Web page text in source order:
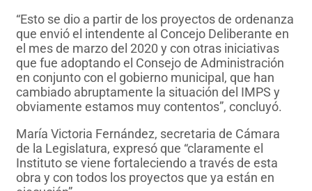
“Esto se dio a partir de los proyectos de ordenanza
que envió el intendente al Concejo Deliberante en
el mes de marzo del 2020 y con otras iniciativas
que fue adoptando el Consejo de Administración
en conjunto con el gobierno municipal, que han
cambiado abruptamente la situación del IMPS y
obviamente estamos muy contentos”, concluyó.
María Victoria Fernández, secretaria de Cámara
de la Legislatura, expresó que “claramente el
Instituto se viene fortaleciendo a través de esta
obra y con todos los proyectos que ya están en